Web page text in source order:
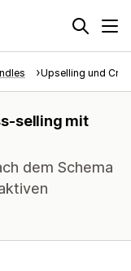
Upselling und
selling mit
dem Schema